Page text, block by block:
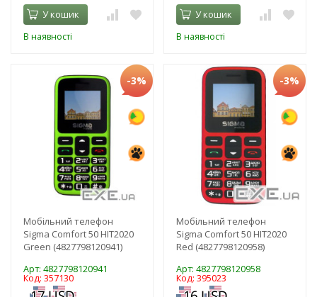
У кошик
В наявності
У кошик
В наявності
-3%
Мобільний телефон
Sigma Comfort 50 HIT2020
Green (4827798120941)
Арт: 4827798120941
Код: 357130
-3%
Мобільний телефон
Sigma Comfort 50 HIT2020
Red (4827798120958)
Арт: 4827798120958
Код: 395023